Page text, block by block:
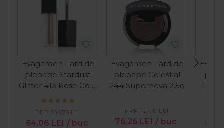
Evagarden Fard de
pleoape Stardust
Glitter 413 Rose Gold
4ml
64,06 LEI / buc
PRP: 106,76 LEI
Evagarden Fard de
pleoape Celestial
244 Supernova 2.5g
76,26 LEI / buc
PRP: 127,10 LEI